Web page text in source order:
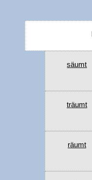
säumt
träumt
räumt